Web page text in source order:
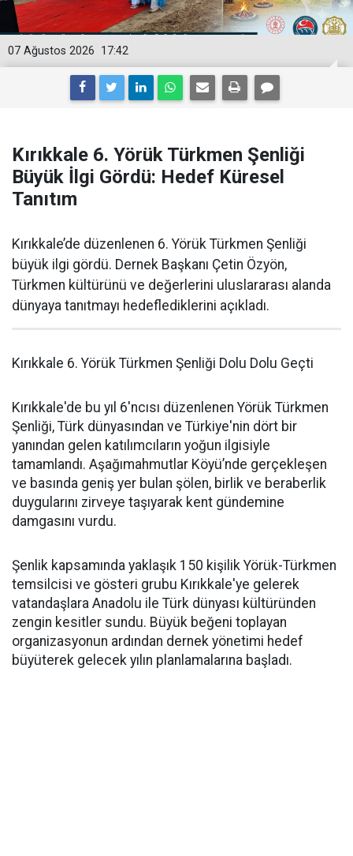
17:42
07 Ağustos 2026
Kırıkkale 6. Yörük Türkmen Şenliği
Büyük İlgi Gördü: Hedef Küresel
Tanıtım
Kırıkkale’de düzenlenen 6. Yörük Türkmen Şenliği
büyük ilgi gördü. Dernek Başkanı Çetin Özyön,
Türkmen kültürünü ve değerlerini uluslararası alanda
dünyaya tanıtmayı hedeflediklerini açıkladı.
Kırıkkale 6. Yörük Türkmen Şenliği Dolu Dolu Geçti
Kırıkkale'de bu yıl 6'ncısı düzenlenen Yörük Türkmen
Şenliği, Türk dünyasından ve Türkiye'nin dört bir
yanından gelen katılımcıların yoğun ilgisiyle
tamamlandı. Aşağımahmutlar Köyü’nde gerçekleşen
ve basında geniş yer bulan şölen, birlik ve beraberlik
duygularını zirveye taşıyarak kent gündemine
damgasını vurdu.
Şenlik kapsamında yaklaşık 150 kişilik Yörük-Türkmen
temsilcisi ve gösteri grubu Kırıkkale'ye gelerek
vatandaşlara Anadolu ile Türk dünyası kültüründen
zengin kesitler sundu. Büyük beğeni toplayan
organizasyonun ardından dernek yönetimi hedef
büyüterek gelecek yılın planlamalarına başladı.